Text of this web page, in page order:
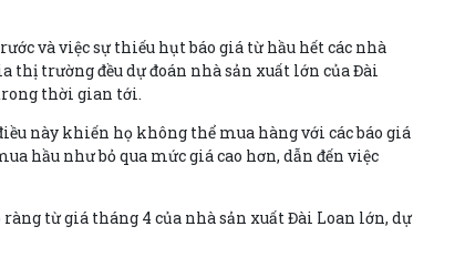
và việc sự thiếu hụt báo giá từ hầu hết các nhà
thị trường đều dự đoán nhà sản xuất lớn của Đài
thời gian tới.
này khiến họ không thể mua hàng với các báo giá
hầu như bỏ qua mức giá cao hơn, dẫn đến việc
từ giá tháng 4 của nhà sản xuất Đài Loan lớn, dự